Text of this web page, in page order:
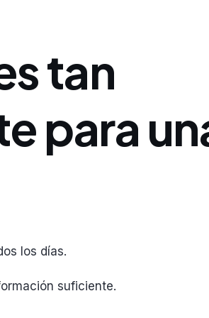
tan
para
los días.
suficiente.